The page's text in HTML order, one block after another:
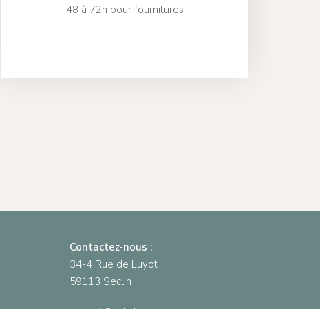
48 à 72h pour fournitures
Contactez-nous :
34-4 Rue de Luyot
59113 Seclin